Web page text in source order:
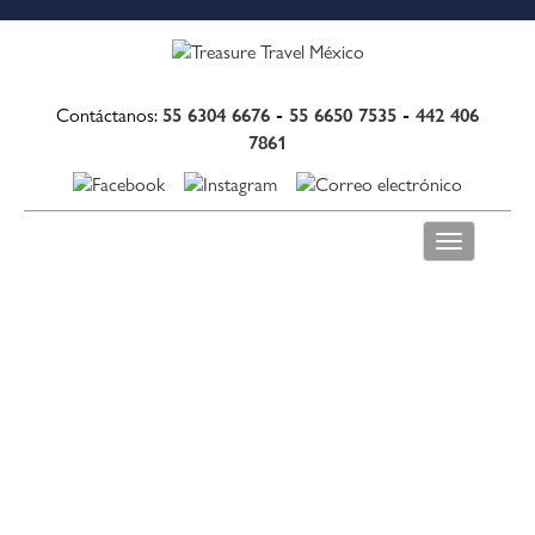
Contáctanos: 55 6304 6676 - 55 6650 7535 - 442 406
7861
Toggle
navigation